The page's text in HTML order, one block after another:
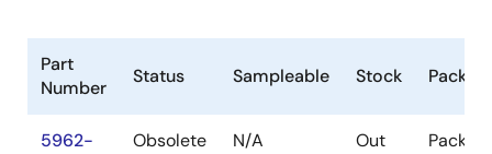
Part
Number
Status Sampleable Stock
5962-
Obsolete N/A
Out